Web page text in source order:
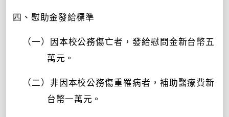
四、慰助金發給標準
（一）因本校公務傷亡者，發給慰問金新台幣五
萬元。
（二）非因本校公務傷重罹病者，補助醫療費新
台幣一萬元。